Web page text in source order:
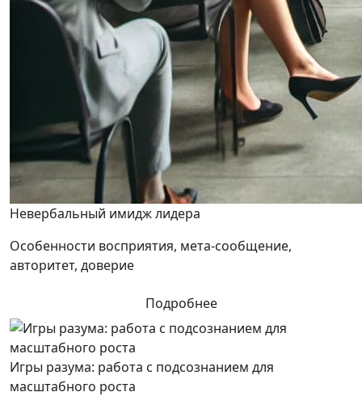
Невербальный имидж лидера
Особенности восприятия, мета-сообщение,
авторитет, доверие
Подробнее
Игры разума: работа с подсознанием для
масштабного роста